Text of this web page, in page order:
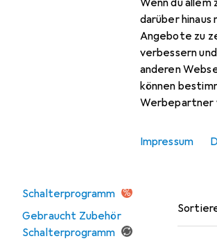
Wenn du
darüber
Angebote zu
verbessern
anderen
können
Werbepartner
Impressum
Schalterprogramm
Gebraucht Zubehör
Schalterprogramm
Hier